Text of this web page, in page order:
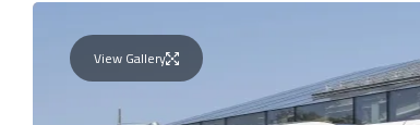
View Gallery